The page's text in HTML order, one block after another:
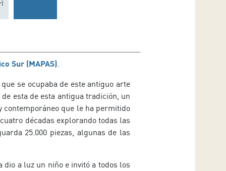
Sur (MAPAS).
se ocupaba de este antiguo arte
esta de esta antigua tradición, un
que le ha permitido
décadas explorando todas las
25.000 piezas, algunas de las
dio a luz un niño e invitó a todos los